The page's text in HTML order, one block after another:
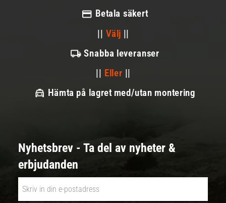
Betala säkert
|| Välj ||
Snabba leveranser
|| Eller ||
Hämta på lagret med/utan montering
Nyhetsbrev - Ta del av nyheter &
erbjudanden